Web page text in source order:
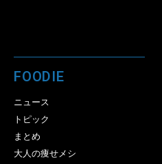
FOODIE
ニュース
トピック
まとめ
大人の痩せメシ